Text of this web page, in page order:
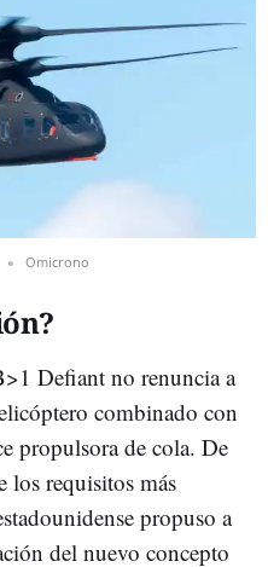
Omicrono
Defiant no renuncia a
combinado con
propulsora de cola. De
los requisitos más
propuso a
del nuevo concepto